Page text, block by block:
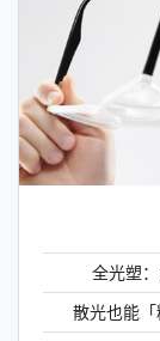
全光塑
散光也能